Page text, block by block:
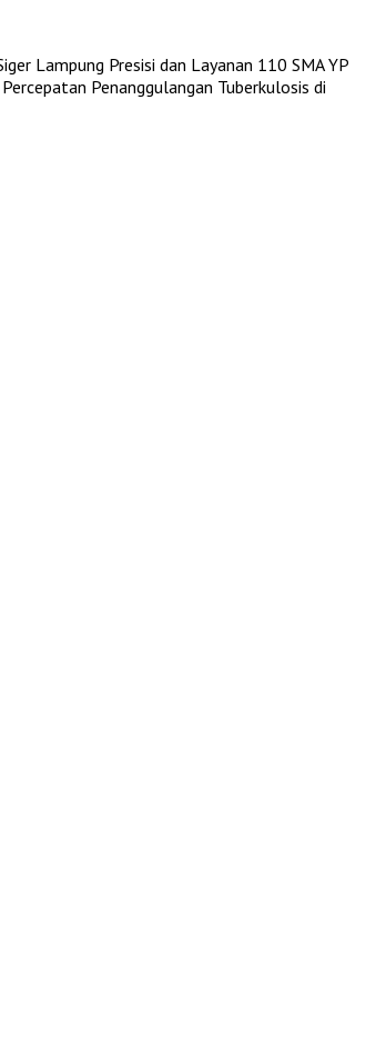
Lampung Presisi dan Layanan 110 SMA YP
Penanggulangan Tuberkulosis di